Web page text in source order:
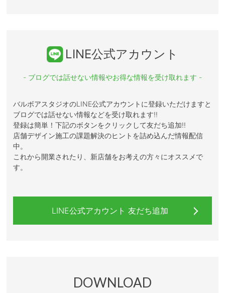
LINE公式アカウント
- ブログでは話せない情報やお得な情報を受け取れます -
バルボアスタジオのLINE公式アカウントに登録いただけますと
ブログでは話せない情報などを受け取れます!!
登録は簡単！下記のボタンをクリックして友だち追加!!
店舗デザイン施工の課題解決のヒントを詰め込んだ情報配信
中。
これから開業されたり、新店舗をお考えの方々にオススメで
す。
LINE公式アカウント 友だち追加
DOWNLOAD